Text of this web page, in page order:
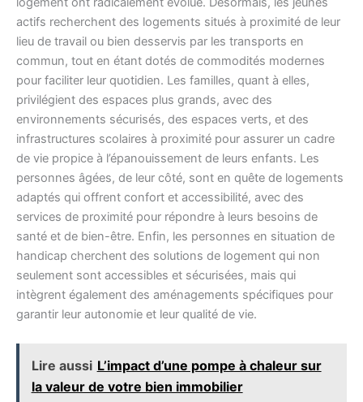
actifs recherchent des logements situés à proximité de leur
lieu de travail ou bien desservis par les transports en
commun, tout en étant dotés de commodités modernes
pour faciliter leur quotidien. Les familles, quant à elles,
privilégient des espaces plus grands, avec des
environnements sécurisés, des espaces verts, et des
infrastructures scolaires à proximité pour assurer un cadre
de vie propice à l’épanouissement de leurs enfants. Les
personnes âgées, de leur côté, sont en quête de logements
adaptés qui offrent confort et accessibilité, avec des
services de proximité pour répondre à leurs besoins de
santé et de bien-être. Enfin, les personnes en situation de
handicap cherchent des solutions de logement qui non
seulement sont accessibles et sécurisées, mais qui
intègrent également des aménagements spécifiques pour
garantir leur autonomie et leur qualité de vie.
Lire aussi L’impact d’une pompe à chaleur sur
la valeur de votre bien immobilier